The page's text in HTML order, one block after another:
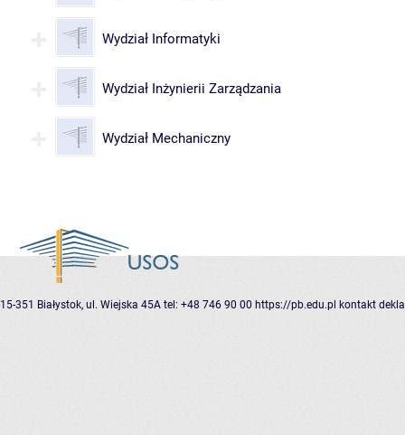
Wydział Informatyki
Wydział Inżynierii Zarządzania
Wydział Mechaniczny
15-351 Białystok, ul. Wiejska 45A tel: +48 746 90 00 https://pb.edu.pl kontakt